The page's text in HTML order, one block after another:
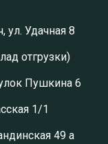
Удачная 8
отгрузки)
Пушкина 6
1/1
49 а